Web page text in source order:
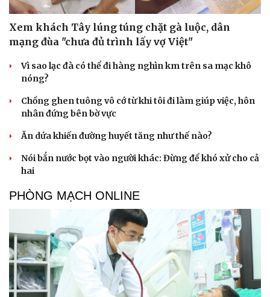
Xem khách Tây lúng túng chặt gà luộc, dân
mạng đùa "chưa đủ trình lấy vợ Việt"
Vì sao lạc đà có thể đi hàng nghìn km trên sa mạc khô
nóng?
Chồng ghen tuông vô cớ từ khi tôi đi làm giúp việc, hôn
nhân đứng bên bờ vực
Ăn dứa khiến đường huyết tăng như thế nào?
Nói bắn nước bọt vào người khác: Đừng để khó xử cho cả
hai
PHÒNG MẠCH ONLINE